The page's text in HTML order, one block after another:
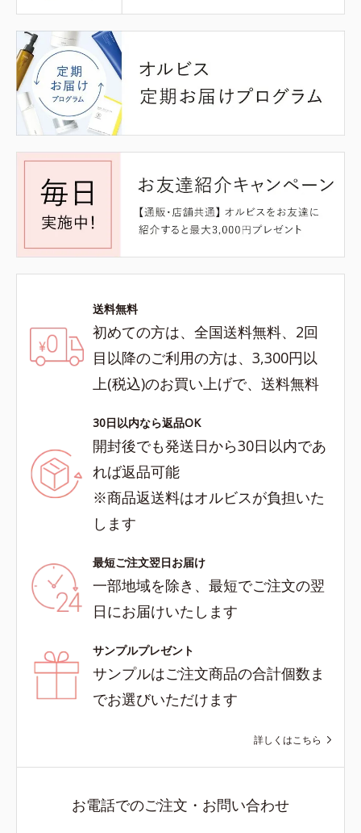
送料無料
初めての方は、全国送料無料、2回
目以降のご利用の方は、3,300円以
上(税込)のお買い上げで、送料無料
30日以内なら返品OK
開封後でも発送日から30日以内であ
れば返品可能
※商品返送料はオルビスが負担いた
します
最短ご注文翌日お届け
一部地域を除き、最短でご注文の翌
日にお届けいたします
サンプルプレゼント
サンプルはご注文商品の合計個数ま
でお選びいただけます
詳しくはこちら
お電話でのご注文・お問い合わせ